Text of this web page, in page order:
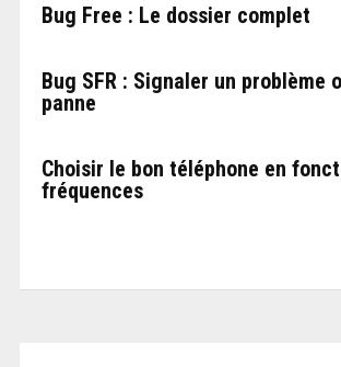
Bug Free : Le dossier complet
Bug SFR : Signaler un problème
panne
Choisir le bon téléphone en
fréquences